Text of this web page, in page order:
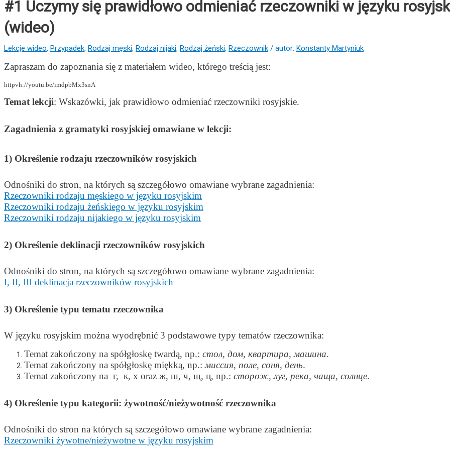
#1 Uczymy się prawidłowo odmieniać rzeczowniki w języku
(wideo)
Lekcje wideo, Przypadek, Rodzaj męski, Rodzaj nijaki, Rodzaj żeński, Rzeczownik / autor: Konstanty Martyniuk
Zapraszam do zapoznania się z materiałem wideo, którego treścią jest:
httpvh://youtu.be/imdpbMx3snA
Temat lekcji: Wskazówki, jak prawidłowo odmieniać rzeczowniki rosyjskie.
Zagadnienia z gramatyki rosyjskiej omawiane w lekcji:
1) Określenie rodzaju rzeczowników rosyjskich
Odnośniki do stron, na których są szczegółowo omawiane wybrane zagadnienia:
Rzeczowniki rodzaju męskiego w języku rosyjskim
Rzeczowniki rodzaju żeńskiego w języku rosyjskim
Rzeczowniki rodzaju nijakiego w języku rosyjskim
2) Określenie deklinacji rzeczowników rosyjskich
Odnośniki do stron, na których są szczegółowo omawiane wybrane zagadnienia:
I, II, III deklinacja rzeczowników rosyjskich
3) Określenie typu tematu rzeczownika
W języku rosyjskim można wyodrębnić 3 podstawowe typy tematów rzeczownika:
Temat zakończony na spółgłoskę twardą, np.: стол, дом, квартира, машина.
Temat zakończony na spółgłoskę miękką, np.:миссия, поле, соня, день.
Temat zakończony na г, к, х oraz ж, ш, ч, щ, ц, np.: сторож, луг, река, чаща, солнце.
4) Określenie typu kategorii: żywotność/nieżywotność rzeczownika
Odnośniki do stron na których są szczegółowo omawiane wybrane zagadnienia:
Rzeczowniki żywotne/nieżywotne w języku rosyjskim